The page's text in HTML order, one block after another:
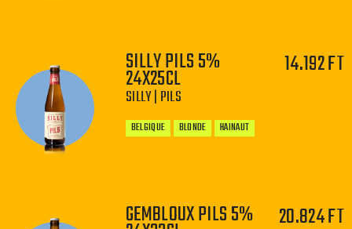
−
SILLY PILS 5%
24X25CL
SILLY | PILS
14.192 FT
BELGIQUE BLONDE HAINAUT
GEMBLOUX PILS 5% 20.824 FT